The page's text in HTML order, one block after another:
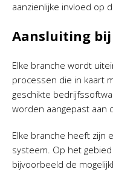
aanzienlijke invloed op
Aansluiting
Elke branche wordt
processen die in kaart
geschikte
worden aangepast aan
Elke branche heeft zijn
systeem. Op het
bijvoorbeeld de